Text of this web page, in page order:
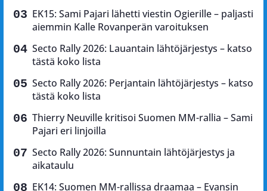
EK15: Sami Pajari lähetti viestin Ogierille – paljasti
aiemmin Kalle Rovanperän varoituksen
Secto Rally 2026: Lauantain lähtöjärjestys – katso
tästä koko lista
Secto Rally 2026: Perjantain lähtöjärjestys – katso
tästä koko lista
Thierry Neuville kritisoi Suomen MM-rallia – Sami
Pajari eri linjoilla
Secto Rally 2026: Sunnuntain lähtöjärjestys ja
aikataulu
EK14: Suomen MM-rallissa draamaa – Evansin